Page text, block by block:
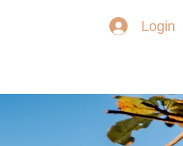
Login